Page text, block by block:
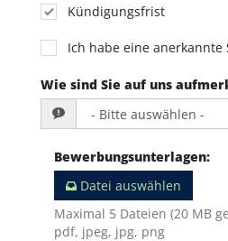
Kündigungsfrist
Ich habe eine
Wie sind Sie auf uns
Bewerbungsunterlagen:
Datei auswählen
Maximal 5 Dateien (20 MB
pdf, jpeg, jpg, png